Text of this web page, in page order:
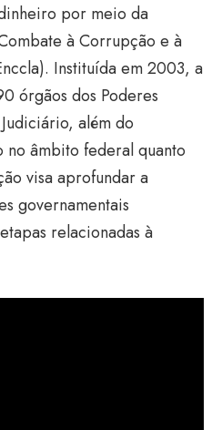
por meio da
à Corrupção e à
Instituída em 2003, a
órgãos dos Poderes
além do
âmbito federal quanto
visa aprofundar a
governamentais
relacionadas à